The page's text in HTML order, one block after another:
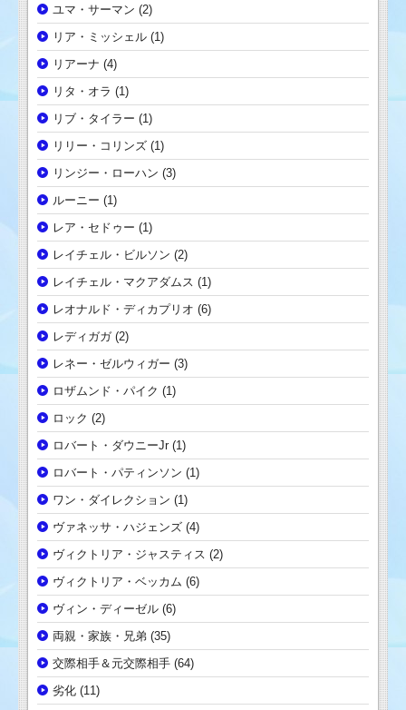
ユマ・サーマン (2)
リア・ミッシェル (1)
リアーナ (4)
リタ・オラ (1)
リブ・タイラー (1)
リリー・コリンズ (1)
リンジー・ローハン (3)
ルーニー (1)
レア・セドゥー (1)
レイチェル・ビルソン (2)
レイチェル・マクアダムス (1)
レオナルド・ディカプリオ (6)
レディガガ(2)
レネー・ゼルウィガー (3)
ロザムンド・パイク (1)
ロック (2)
ロバート・ダウニーJr (1)
ロバート・パティンソン (1)
ワン・ダイレクション (1)
ヴァネッサ・ハジェンズ (4)
ヴィクトリア・ジャスティス (2)
ヴィクトリア・ベッカム (6)
ヴィン・ディーゼル (6)
両親・家族・兄弟 (35)
交際相手＆元交際相手 (64)
劣化 (11)